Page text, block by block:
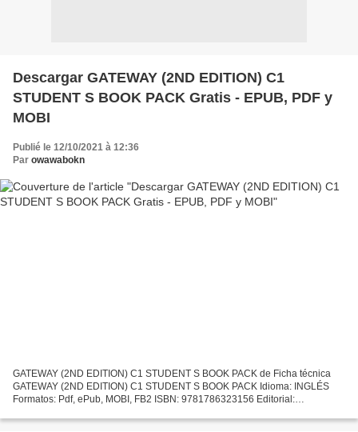
Descargar GATEWAY (2ND EDITION) C1
STUDENT S BOOK PACK Gratis - EPUB, PDF y
MOBI
Publié le 12/10/2021 à 12:36
Par owawabokn
GATEWAY (2ND EDITION) C1 STUDENT S BOOK PACK de Ficha técnica
GATEWAY (2ND EDITION) C1 STUDENT S BOOK PACK Idioma: INGLÉS
Formatos: Pdf, ePub, MOBI, FB2 ISBN: 9781786323156 Editorial:
gratis...